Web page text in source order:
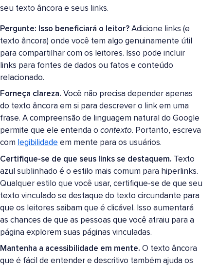
seu texto âncora e seus links.
Pergunte: Isso beneficiará o leitor? Adicione links (e
texto âncora) onde você tem algo genuinamente útil
para compartilhar com os leitores. Isso pode incluir
links para fontes de dados ou fatos e conteúdo
relacionado.
Forneça clareza. Você não precisa depender apenas
do texto âncora em si para descrever o link em uma
frase. A compreensão de linguagem natural do Google
permite que ele entenda o contexto. Portanto, escreva
com legibilidade em mente para os usuários.
Certifique-se de que seus links se destaquem. Texto
azul sublinhado é o estilo mais comum para hiperlinks.
Qualquer estilo que você usar, certifique-se de que seu
texto vinculado se destaque do texto circundante para
que os leitores saibam que é clicável. Isso aumentará
as chances de que as pessoas que você atraiu para a
página explorem suas páginas vinculadas.
Mantenha a acessibilidade em mente. O texto âncora
que é fácil de entender e descritivo também ajuda os